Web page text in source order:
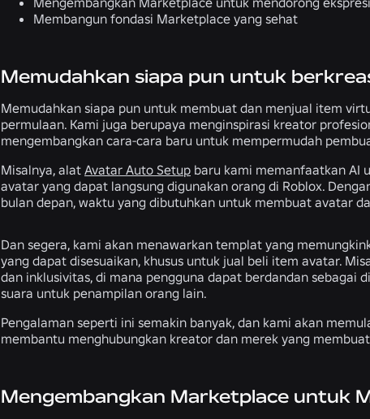
Membangun fondasi Marketplace yang sehat
Memudahkan siapa pun untuk
Memudahkan siapa pun untuk membuat dan menjual item
permulaan. Kami juga berupaya menginspirasi kreator
mengembangkan cara-cara baru untuk mempermudah
Misalnya, alat Avatar Auto Setup baru kami memanfaatkan AI
avatar yang dapat langsung digunakan orang di Roblox.
bulan depan, waktu yang dibutuhkan untuk membuat avatar
Dan segera, kami akan menawarkan templat yang
yang dapat disesuaikan, khusus untuk jual beli item avatar.
dan inklusivitas, di mana pengguna dapat berdandan
suara untuk penampilan orang lain.
Pengalaman seperti ini semakin banyak, dan kami akan
membantu menghubungkan kreator dan merek yang
Mengembangkan Marketplace untuk